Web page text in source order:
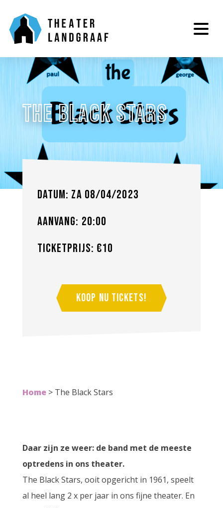
The Black Stars
Datum: za 08/04/2023
Aanvang: 20:00
Ticketprijs: €10
Koop nu tickets!
Home> The Black Stars
Daar zijn ze weer: de band met de meeste
optredens in ons theater.
The Black Stars, ooit opgericht in 1961, speelt
al heel lang 2 x per jaar in ons fijne theater. En